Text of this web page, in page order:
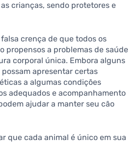
crianças, sendo protetores e
crença de que todos os
propensos a problemas de saúde
corporal única. Embora alguns
apresentar certas
a algumas condições
adequados e acompanhamento
ajudar a manter seu cão
que cada animal é único em sua